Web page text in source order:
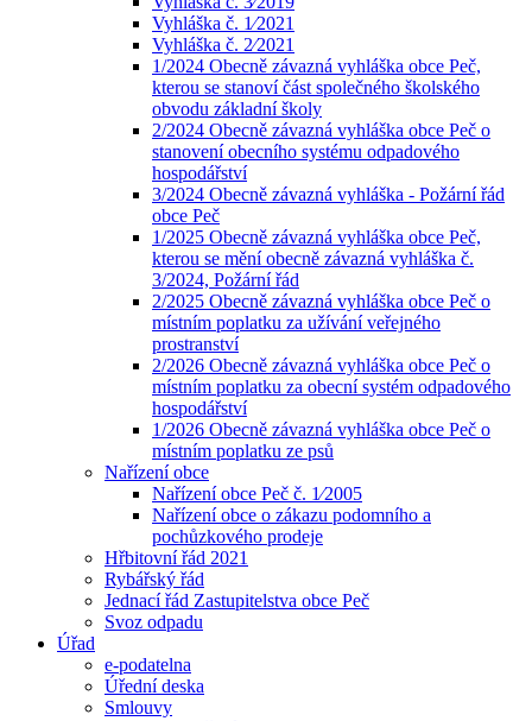
Vyhláška č. 1⁄2021
Vyhláška č. 2⁄2021
1/2024 Obecně závazná vyhláška obce Peč,
kterou se stanoví část společného školského
obvodu základní školy
2/2024 Obecně závazná vyhláška obce Peč o
stanovení obecního systému odpadového
hospodářství
3/2024 Obecně závazná vyhláška - Požární řád
obce Peč
1/2025 Obecně závazná vyhláška obce Peč,
kterou se mění obecně závazná vyhláška č.
3/2024, Požární řád
2/2025 Obecně závazná vyhláška obce Peč o
místním poplatku za užívání veřejného
prostranství
2/2026 Obecně závazná vyhláška obce Peč o
místním poplatku za obecní systém odpadového
hospodářství
1/2026 Obecně závazná vyhláška obce Peč o
místním poplatku ze psů
Nařízení obce
Nařízení obce Peč č. 1⁄2005
Nařízení obce o zákazu podomního a
pochůzkového prodeje
Hřbitovní řád 2021
Rybářský řád
Jednací řád Zastupitelstva obce Peč
Svoz odpadu
Úřad
e-podatelna
Úřední deska
Smlouvy